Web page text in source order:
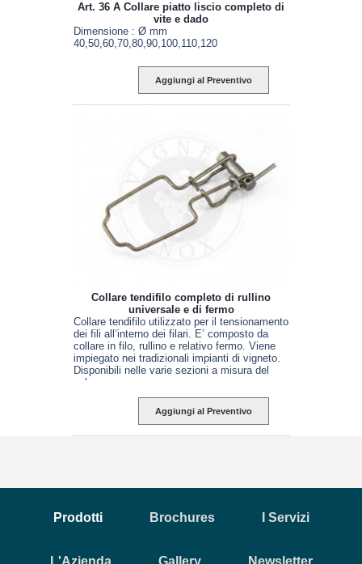
Art. 36 A Collare piatto liscio completo di
vite e dado
Dimensione : Ø mm
40,50,60,70,80,90,100,110,120
Aggiungi al Preventivo
Collare tendifilo completo di rullino
universale e di fermo
Collare tendifilo utilizzato per il tensionamento
dei fili all’interno dei filari. E’ composto da
collare in filo, rullino e relativo fermo. Viene
impiegato nei tradizionali impianti di vigneto.
Disponibili nelle varie sezioni a misura del
palo.
Aggiungi al Preventivo
Prodotti Brochures I Servizi
L'Azienda Gallery Newsletter